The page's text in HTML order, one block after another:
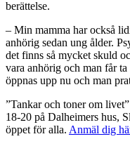
berättelse.
– Min mamma har också
anhörig sedan ung ålder.
det finns så mycket skuld
vara anhörig och man får
öppnas upp nu och man
”Tankar och toner om
18-20 på Dalheimers hus,
öppet för alla. Anmäl dig